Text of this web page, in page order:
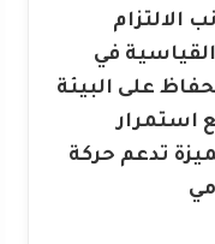
الالتزام
القياسية في
على البيئة
استمرار
تدعم حركة